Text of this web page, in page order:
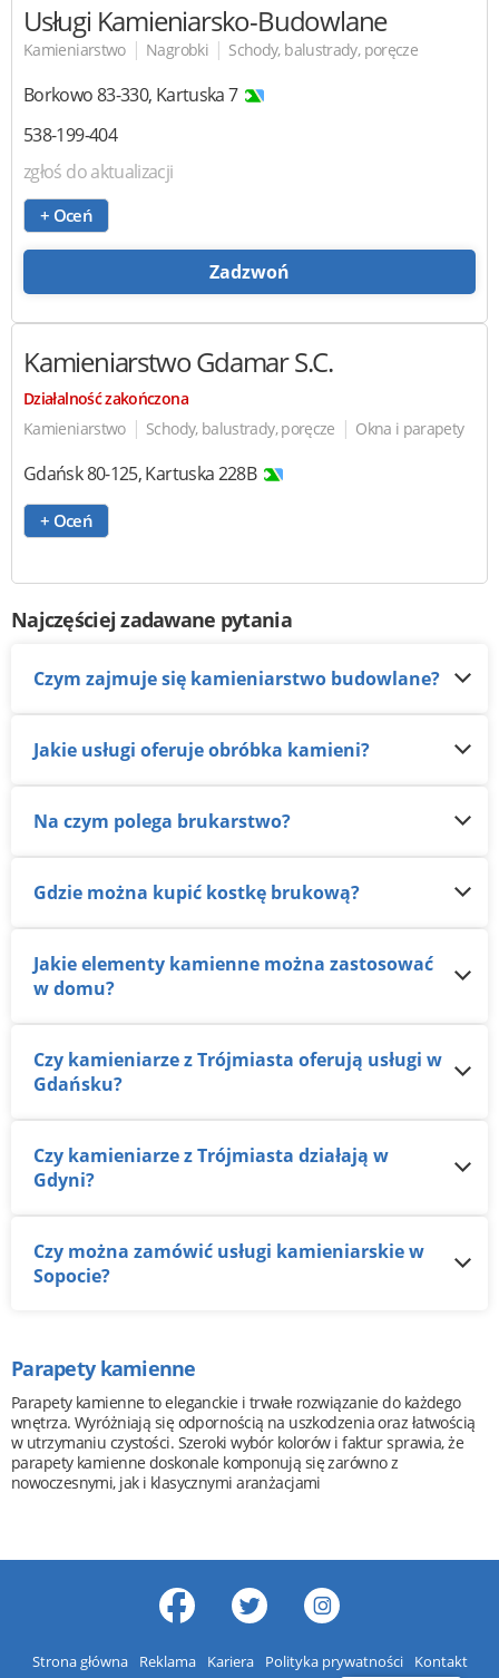
Usługi Kamieniarsko-Budowlane
Kamieniarstwo | Nagrobki | Schody, balustrady, poręcze
Borkowo83-330, Kartuska 7
538-199-404
zgłoś do aktualizacji
+ Oceń
Zadzwoń
Kamieniarstwo GdamarS.C.
Działalność zakończona
Kamieniarstwo | Schody, balustrady, poręcze | Okna i parapety
Gdańsk80-125,Kartuska 228B
+ Oceń
Najczęściej zadawane pytania
Czym zajmuje się kamieniarstwo budowlane?
Jakie usługi oferuje obróbka kamieni?
Na czym polega brukarstwo?
Gdzie można kupić kostkę brukową?
Jakie elementy kamienne można zastosować
w domu?
Czy kamieniarze z Trójmiasta oferują usługi w
Gdańsku?
Czy kamieniarze z Trójmiasta działają w
Gdyni?
Czy można zamówić usługi kamieniarskie w
Sopocie?
Parapety kamienne
Parapety kamienne to eleganckie i trwałe rozwiązanie do każdego
wnętrza. Wyróżniają się odpornością na uszkodzenia oraz łatwością
w utrzymaniu czystości. Szeroki wybór kolorów i faktur sprawia, że
parapety kamienne doskonale komponują się zarówno z
nowoczesnymi, jak i klasycznymi aranżacjami
Strona główna Reklama Kariera Polityka prywatności Kontakt